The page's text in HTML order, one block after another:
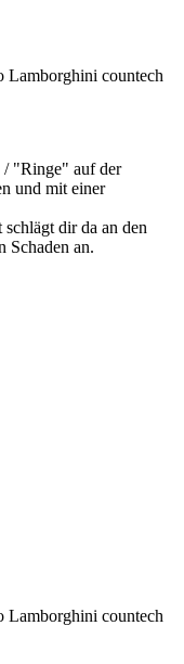
Lamborghini countech
/ "Ringe" auf der
und mit einer
dir da an den
Schaden an.
Lamborghini countech